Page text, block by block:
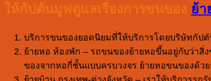
ให้กัปตันมูฟดูแลเรื่องการขนของ ย้า
บริการขนของยอดนิยมที่ให้บริการโดยบริษัทกัป
ย้ายหอ ห้องพัก – รถขนของย้ายหอขึ้นอยู่กับว่าสิ่
ของจากหอกี่ชั้นแบบครบวงจร ย้ายหอขนของด้